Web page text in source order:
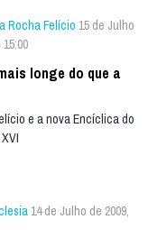
Rocha Felício 15 de Julho
longe do que a
e a nova Encíclica do
14 de Julho de 2009,